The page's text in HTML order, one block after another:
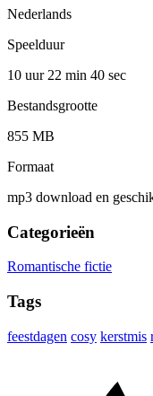
Nederlands
Speelduur
10 uur 22 min 40 sec
Bestandsgrootte
855 MB
Formaat
mp3 download en
Categorieën
Romantische fictie
Tags
feestdagen cosy kerstmis